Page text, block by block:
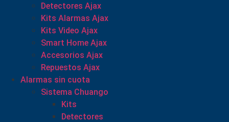
Detectores Ajax
Kits Alarmas Ajax
Kits Video Ajax
Smart Home Ajax
Accesorios Ajax
Repuestos Ajax
Alarmas sin cuota
Sistema Chuango
Kits
Detectores